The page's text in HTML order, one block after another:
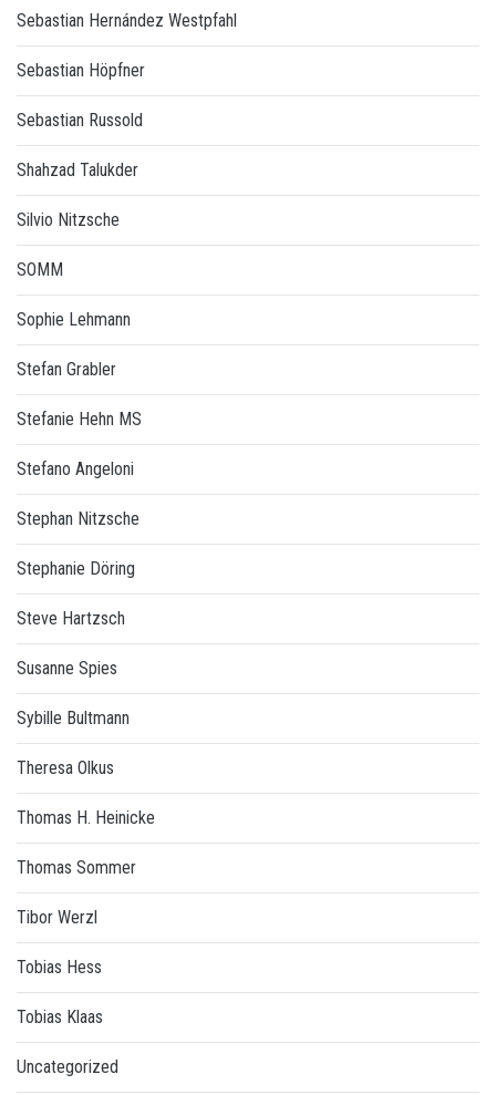
Sebastian Hernández Westpfahl
Sebastian Höpfner
Sebastian Russold
Shahzad Talukder
Silvio Nitzsche
SOMM
Sophie Lehmann
Stefan Grabler
Stefanie Hehn MS
Stefano Angeloni
Stephan Nitzsche
Stephanie Döring
Steve Hartzsch
Susanne Spies
Sybille Bultmann
Theresa Olkus
Thomas H. Heinicke
Thomas Sommer
Tibor Werzl
Tobias Hess
Tobias Klaas
Uncategorized